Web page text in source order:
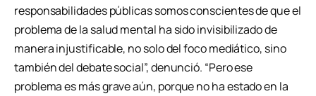
responsabilidades públicas somos conscientes de que el
problema de la salud mental ha sido invisibilizado de
manera injustificable, no solo del foco mediático, sino
también del debate social”, denunció. “Pero ese
problema es más grave aún, porque no ha estado en la